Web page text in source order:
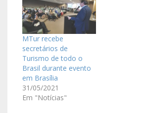
MTur recebe
secretários de
Turismo de todo o
Brasil durante evento
em Brasília
31/05/2021
Em "Notícias"